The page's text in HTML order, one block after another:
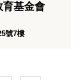
育基金會
號7樓